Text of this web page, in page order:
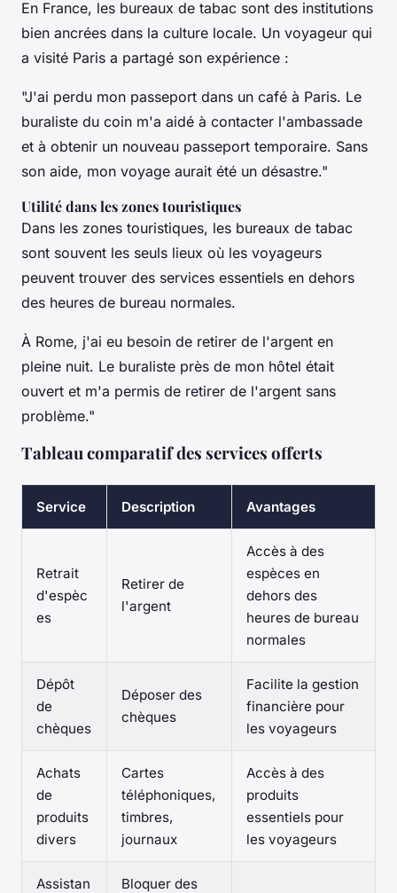
En France, les bureaux de tabac sont des institutions
bien ancrées dans la culture locale. Un voyageur qui
a visité Paris a partagé son expérience :
"J'ai perdu mon passeport dans un café à Paris. Le
buraliste du coin m'a aidé à contacter l'ambassade
et à obtenir un nouveau passeport temporaire. Sans
son aide, mon voyage aurait été un désastre."
Utilité dans les zones touristiques
Dans les zones touristiques, les bureaux de tabac
sont souvent les seuls lieux où les voyageurs
peuvent trouver des services essentiels en dehors
des heures de bureau normales.
À Rome, j'ai eu besoin de retirer de l'argent en
pleine nuit. Le buraliste près de mon hôtel était
ouvert et m'a permis de retirer de l'argent sans
problème."
Tableau comparatif des services offerts
Service Description Avantages
Retrait
d'espèc
es
Retirer de
l'argent
Accès à des
espèces en
dehors des
heures de bureau
normales
Dépôt
de
chèques
Déposer des
chèques
Facilite la gestion
financière pour
les voyageurs
Achats
de
produits
divers
Cartes
téléphoniques,
timbres,
journaux
Accès à des
produits
essentiels pour
les voyageurs
Assistan
Bloquer des